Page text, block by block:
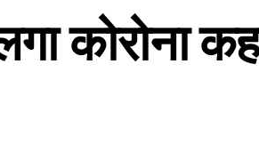
कोरोना